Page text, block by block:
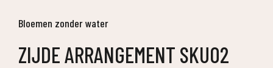
Bloemen zonder water
ZIJDE ARRANGEMENT SKU02